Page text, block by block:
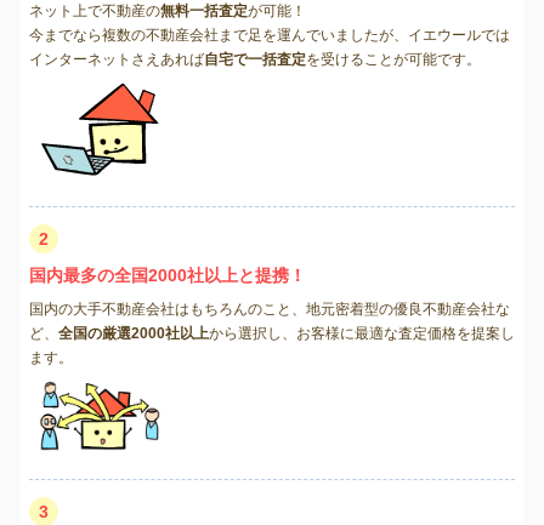
ネット上で不動産の無料一括査定が可能！
今までなら複数の不動産会社まで足を運んでいましたが、イエウールでは
インターネットさえあれば自宅で一括査定を受けることが可能です。
2
国内最多の全国2000社以上と提携！
国内の大手不動産会社はもちろんのこと、地元密着型の優良不動産会社な
ど、 全国の厳選2000社以上から選択し、お客様に最適な査定価格を提案し
ます。
3